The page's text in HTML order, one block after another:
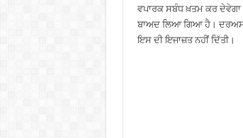
ਵਪਾਰਕ ਸਬੰਧ ਖ਼ਤਮ ਕਰ
ਬਾਅਦ ਲਿਆ ਗਿਆ ਹੈ।
ਇਸ ਦੀ ਇਜਾਜ਼ਤ ਨਹੀਂ ਦਿੱਤੀ।